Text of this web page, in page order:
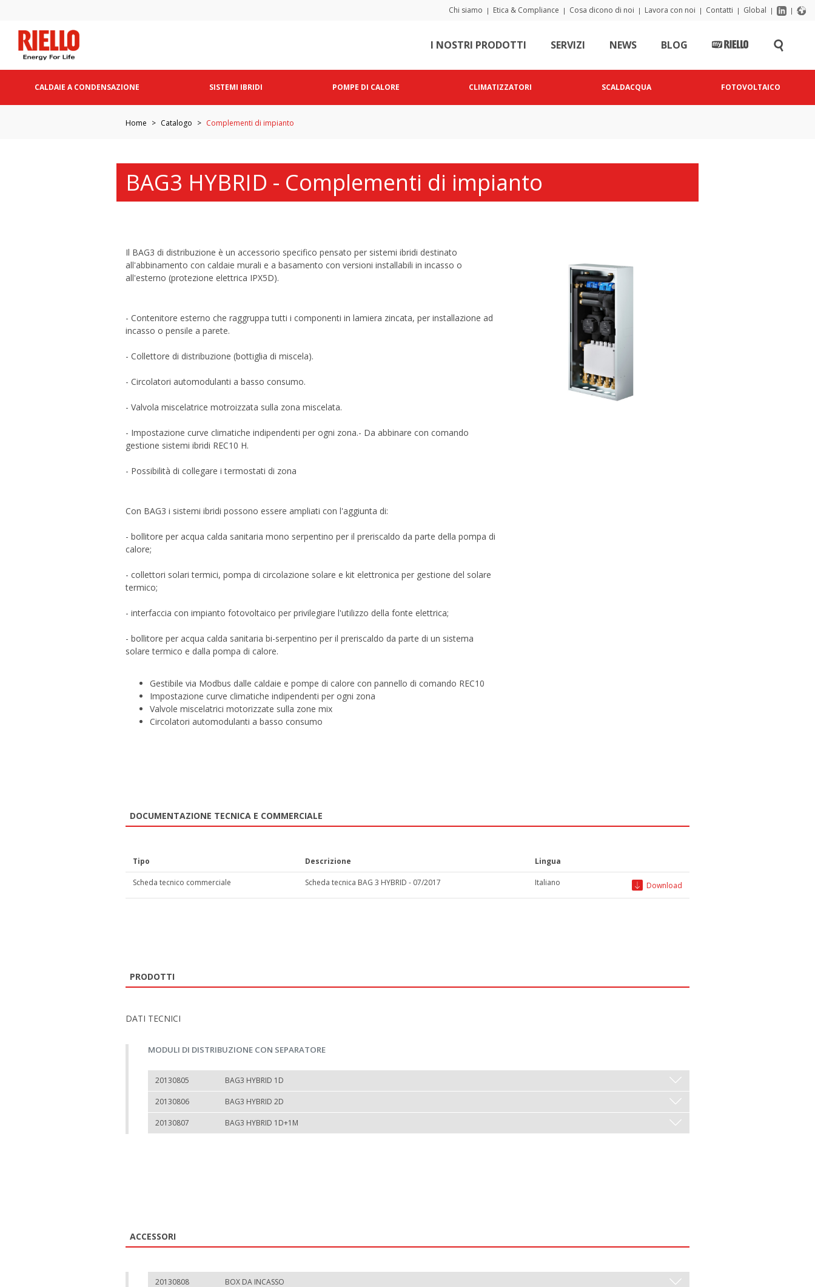
Chi siamo | Etica & Compliance | Cosa dicono di noi | Lavora con noi | Contatti | Global | |
I NOSTRI PRODOTTI SERVIZI NEWS BLOG
CALDAIE A CONDENSAZIONE SISTEMI IBRIDI POMPE DI CALORE CLIMATIZZATORI SCALDACQUA FOTOVOLTAICO
Home Catalogo Complementi di impianto
BAG3 HYBRID - Complementi di impianto
Il BAG3 di distribuzione è un accessorio specifico pensato per sistemi ibridi destinato
all'abbinamento con caldaie murali e a basamento con versioni installabili in incasso o
all'esterno (protezione elettrica IPX5D).
- Contenitore esterno che raggruppa tutti i componenti in lamiera zincata, per installazione ad
incasso o pensile a parete.
- Collettore di distribuzione (bottiglia di miscela).
- Circolatori automodulanti a basso consumo.
- Valvola miscelatrice motroizzata sulla zona miscelata.
- Impostazione curve climatiche indipendenti per ogni zona.- Da abbinare con comando
gestione sistemi ibridi REC10 H.
- Possibilità di collegare i termostati di zona
Con BAG3 i sistemi ibridi possono essere ampliati con l'aggiunta di:
- bollitore per acqua calda sanitaria mono serpentino per il preriscaldo da parte della pompa di
calore;
- collettori solari termici, pompa di circolazione solare e kit elettronica per gestione del solare
termico;
- interfaccia con impianto fotovoltaico per privilegiare l'utilizzo della fonte elettrica;
- bollitore per acqua calda sanitaria bi-serpentino per il preriscaldo da parte di un sistema
solare termico e dalla pompa di calore.
Gestibile via Modbus dalle caldaie e pompe di calore con pannello di comando REC10
Impostazione curve climatiche indipendenti per ogni zona
Valvole miscelatrici motorizzate sulla zone mix
Circolatori automodulanti a basso consumo
DOCUMENTAZIONE TECNICA E COMMERCIALE
Tipo Descrizione Lingua
Scheda tecnico commerciale Scheda tecnica BAG 3 HYBRID - 07/2017 Italiano Download
PRODOTTI
DATI TECNICI
MODULI DI DISTRIBUZIONE CON SEPARATORE
20130805 BAG3 HYBRID 1D
20130806 BAG3 HYBRID 2D
20130807 BAG3 HYBRID 1D+1M
ACCESSORI
20130808 BOX DA INCASSO